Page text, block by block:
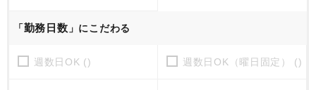
「勤務日数 」にこだわる
週数日OK () 週数日OK（曜日固定） ()